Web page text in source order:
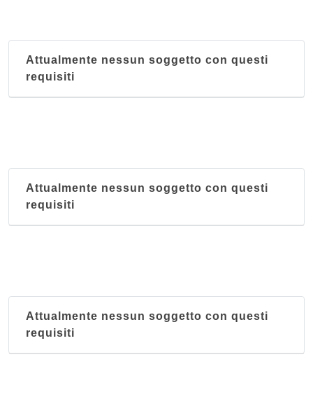
Attualmente nessun soggetto con questi
requisiti
Attualmente nessun soggetto con questi
requisiti
Attualmente nessun soggetto con questi
requisiti